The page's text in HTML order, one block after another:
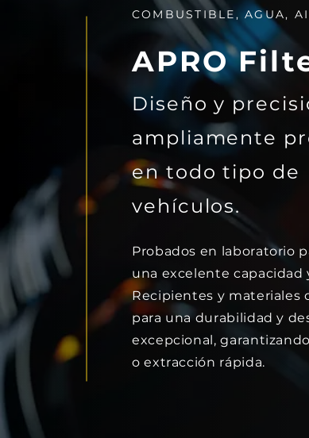
COMBUSTIBLE, AGUA,
APRO
Diseño y
ampliamente
en todo tipo de
vehículos.
Probados en laboratorio
una excelente capacidad
Recipientes y materiales
para una durabilidad y
excepcional,
o extracción rápida.